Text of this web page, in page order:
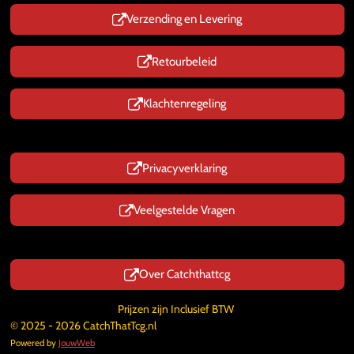
Verzending en Levering
Retourbeleid
Klachtenregeling
Privacyverklaring
Veelgestelde Vragen
Over Catchthattcg
Prijzen zijn Inclusief BTW
© 2025 - 2026 CatchThatTcg.nl
Powered by JouwWeb